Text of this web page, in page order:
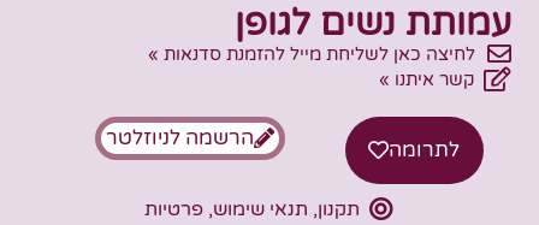
עמותת נשים לגופן
לחיצה כאן לשליחת מייל להזמנת סדנאות »
קשר איתנו »
לתרומה הרשמה לניוזלטר
תקנון, תנאי שימוש, פרטיות